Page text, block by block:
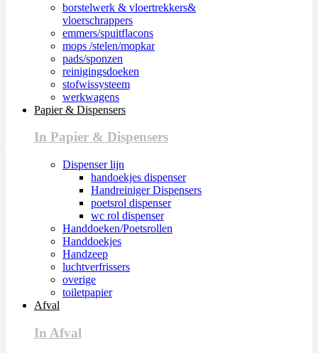
borstelwerk & vloertrekkers&
vloerschrappers
emmers/spuitflacons
mops /stelen/mopkar
pads/sponzen
reinigingsdoeken
stofwissysteem
werkwagens
Papier & Dispensers
In Papier & Dispensers
Dispenser lijn
handoekjes dispenser
Handreiniger Dispensers
poetsrol dispenser
wc rol dispenser
Handdoeken/Poetsrollen
Handdoekjes
Handzeep
luchtverfrissers
overige
toiletpapier
Afval
In Afval